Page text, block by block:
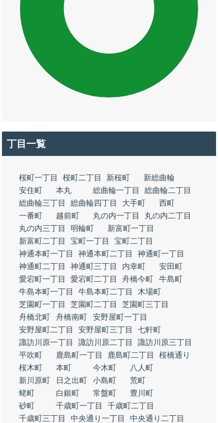
丁目一覧
桜町一丁目 桜町二丁目 新桜町
新総曲輪
安住町
本丸 総曲輪一丁目
総曲輪二丁目
総曲輪三丁目
総曲輪四丁目 大手町
西町
一番町
越前町 丸の内一丁目
丸の内二丁目
丸の内三丁目
明輪町
新富町一丁目
新富町二丁目
宝町一丁目
宝町二丁目
神通本町一丁目
神通本町二丁目
神通町一丁目
神通町二丁目
神通町三丁目 内幸町
安田町
愛宕町一丁目
愛宕町二丁目 舟橋今町
牛島町
牛島本町一丁目
牛島本町二丁目
木場町
芝園町一丁目
芝園町二丁目
芝園町三丁目
舟橋北町
舟橋南町
安野屋町一丁目
安野屋町二丁目
安野屋町三丁目
七軒町
諏訪川原一丁目
諏訪川原二丁目
諏訪川原三丁目
平吹町
鹿島町一丁目 鹿島町二丁目
桜橋通り
桜木町
本町 今木町
八人町
新川原町
日之出町 小島町
荒町
蛯町
白銀町 常盤町
豊川町
砂町
千歳町一丁目
千歳町二丁目
千歳町三丁目
中央通り一丁目
中央通り二丁目